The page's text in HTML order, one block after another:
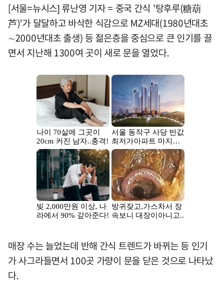
[서울=뉴시스] 류난영 기자 = 중국 간식 '탕후루(糖葫
芦)'가 달달하고 바삭한 식감으로 MZ세대(1980년대초
∼2000년대초 출생) 등 젊은층을 중심으로 큰 인기를 끌
면서 지난해 1300여 곳이 새로 문을 열었다.
매장 수는 늘었는데 반해 간식 트렌드가 바뀌는 등 인기
가 사그라들면서 100곳 가량이 문을 닫은 것으로 나타났
다.